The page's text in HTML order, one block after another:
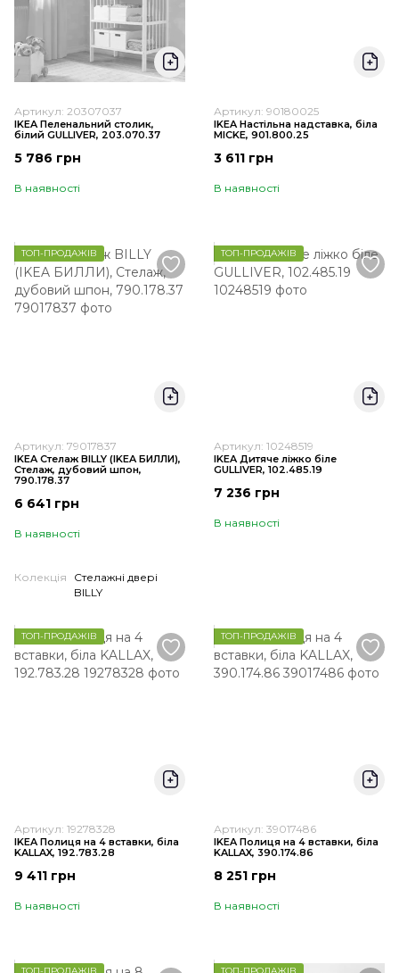
Артикул: 20307037
IKEA Пеленальний столик,
білий GULLIVER, 203.070.37
5 786 грн
В наявності
Артикул: 90180025
IKEA Настільна надставка, біла
MICKE, 901.800.25
3 611 грн
В наявності
ТОП-ПРОДАЖІВ
Артикул: 79017837
IKEA Стелаж BILLY (ІKEA БИЛЛИ),
Стелаж, дубовий шпон,
790.178.37
6 641 грн
В наявності
Колекція
Стелажні двері
BILLY
ТОП-ПРОДАЖІВ
Артикул: 10248519
IKEA Дитяче ліжко біле
GULLIVER, 102.485.19
7 236 грн
В наявності
ТОП-ПРОДАЖІВ
Артикул: 19278328
IKEA Полиця на 4 вставки, біла
KALLAX, 192.783.28
9 411 грн
В наявності
ТОП-ПРОДАЖІВ
Артикул: 39017486
IKEA Полиця на 4 вставки, біла
KALLAX, 390.174.86
8 251 грн
В наявності